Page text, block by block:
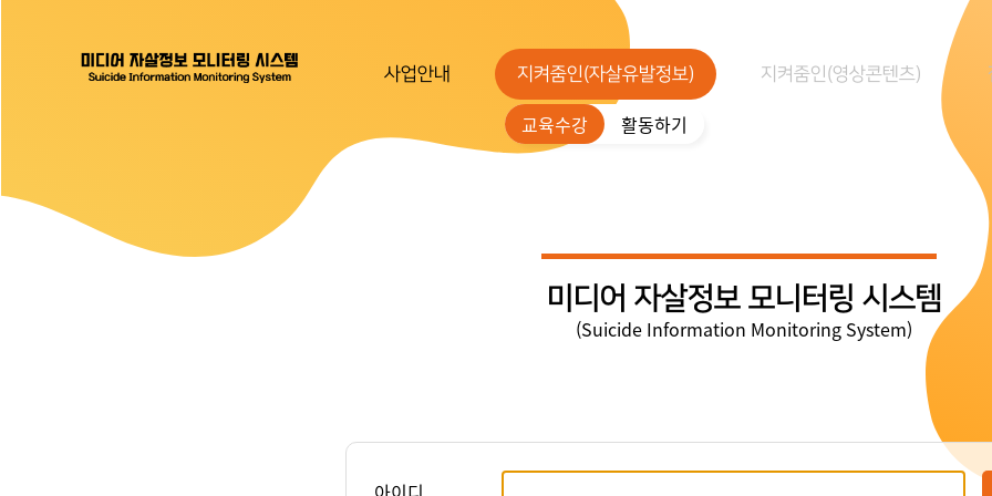
사업안내 지켜줌인(자살유발정보)
교육수강 활동하기
지켜줌인(영상콘텐츠)
미디어 자살정보 모니터링 시스템
(Suicide Information Monitoring System)